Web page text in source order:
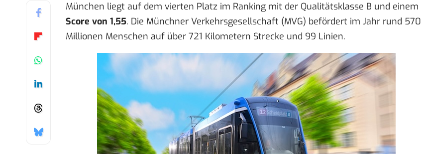
München liegt auf dem vierten Platz im Ranking mit der Qualitätsklasse B und einem
Score von 1,55. Die Münchner Verkehrsgesellschaft (MVG) befördert im Jahr rund 570
Millionen Menschen auf über 721 Kilometern Strecke und 99 Linien.